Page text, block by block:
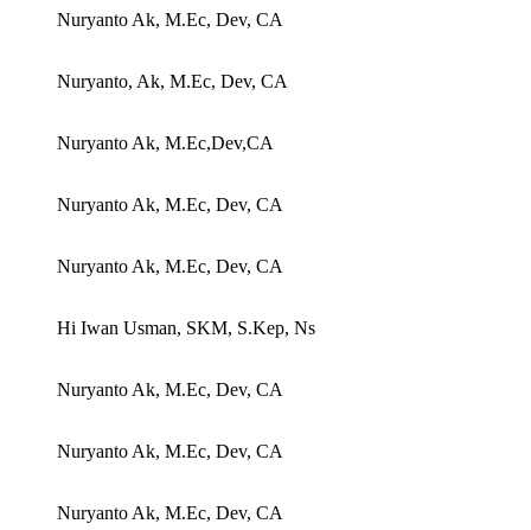
Nuryanto Ak, M.Ec, Dev, CA
Nuryanto, Ak, M.Ec, Dev, CA
Nuryanto Ak, M.Ec,Dev,CA
Nuryanto Ak, M.Ec, Dev, CA
Nuryanto Ak, M.Ec, Dev, CA
Hi Iwan Usman, SKM, S.Kep, Ns
Nuryanto Ak, M.Ec, Dev, CA
Nuryanto Ak, M.Ec, Dev, CA
Nuryanto Ak, M.Ec, Dev, CA